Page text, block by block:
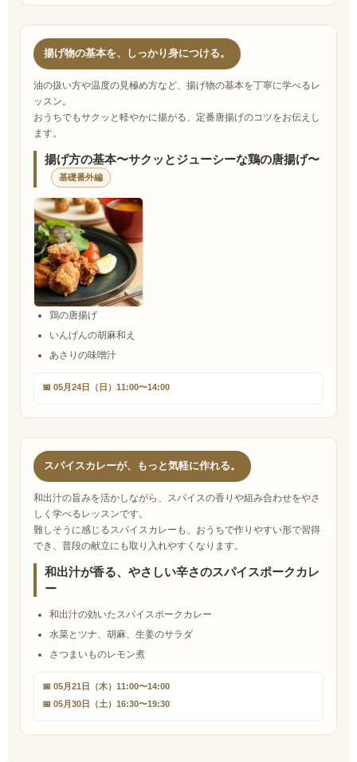
揚げ物の基本を、しっかり身につける。
油の扱い方や温度の見極め方など、揚げ物の基本を丁寧に学べるレ
ッスン。
おうちでもサクッと軽やかに揚がる、定番唐揚げのコツをお伝えし
ます。
揚げ方の基本〜サクッとジューシーな鶏の唐揚げ〜
基礎番外編
鶏の唐揚げ
いんげんの胡麻和え
あさりの味噌汁
📅 05月24日（日）11:00〜14:00
スパイスカレーが、もっと気軽に作れる。
和出汁の旨みを活かしながら、スパイスの香りや組み合わせをやさ
しく学べるレッスンです。
難しそうに感じるスパイスカレーも、おうちで作りやすい形で習得
でき、普段の献立にも取り入れやすくなります。
和出汁が香る、やさしい辛さのスパイスポークカレ
ー
和出汁の効いたスパイスポークカレー
水菜とツナ、胡麻、生姜のサラダ
さつまいものレモン煮
📅 05月21日（木）11:00〜14:00
📅 05月30日（土）16:30〜19:30